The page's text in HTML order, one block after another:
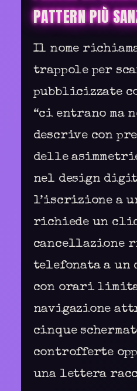
PATTERN PIÙ
Il nome
trappole per
pubblicizzate
“ci entrano ma
descrive con
delle
nel design
l’iscrizione a
richiede un
cancellazione
telefonata a
con orari
navigazione
cinque
controfferte
una lettera